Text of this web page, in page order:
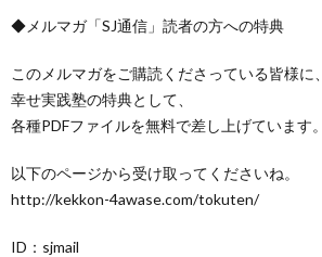
◆メルマガ「SJ通信」読者の方への特典
このメルマガをご購読くださっている皆様に、
幸せ実践塾の特典として、
各種PDFファイルを無料で差し上げています。
以下のページから受け取ってくださいね。
http://kekkon-4awase.com/tokuten/
ID：sjmail